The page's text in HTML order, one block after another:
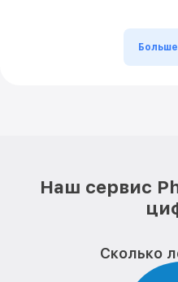
Наш сервис
Сколько